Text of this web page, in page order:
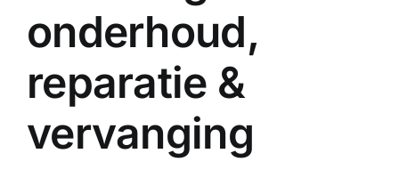
onderhoud,
reparatie &
vervanging